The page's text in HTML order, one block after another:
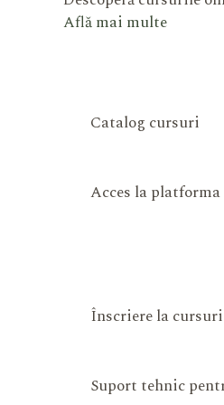
Află mai multe
Catalog cursuri
Acces la
Înscriere la cursuri
Suport tehnic